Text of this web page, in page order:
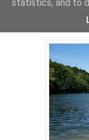
10.07.2013
Kaszubskie
statistics, and to